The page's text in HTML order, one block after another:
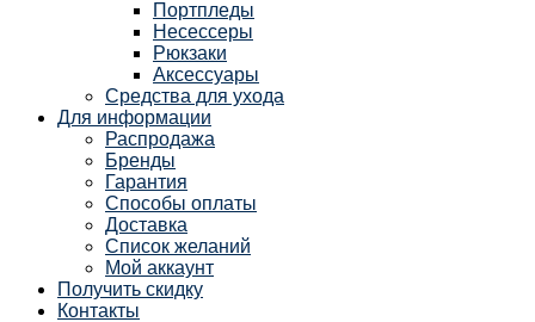
Портпледы
Несессеры
Рюкзаки
Аксессуары
Средства для ухода
Для информации
Распродажа
Бренды
Гарантия
Способы оплаты
Доставка
Список желаний
Мой аккаунт
Получить скидку
Контакты